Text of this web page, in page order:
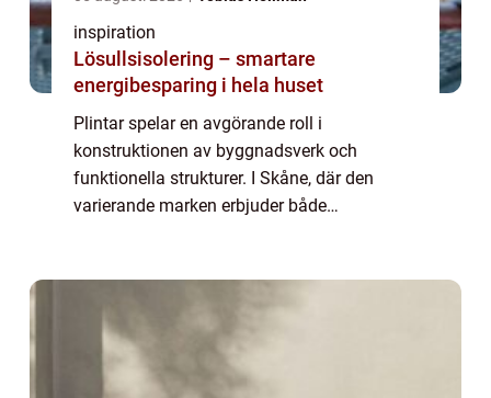
inspiration
Lösullsisolering – smartare
energibesparing i hela huset
Plintar spelar en avgörande roll i
konstruktionen av byggnadsverk och
funktionella strukturer. I Skåne, där den
varierande marken erbjuder både